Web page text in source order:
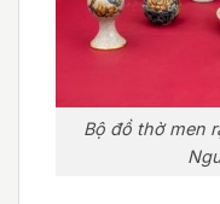
Bộ đồ thờ men